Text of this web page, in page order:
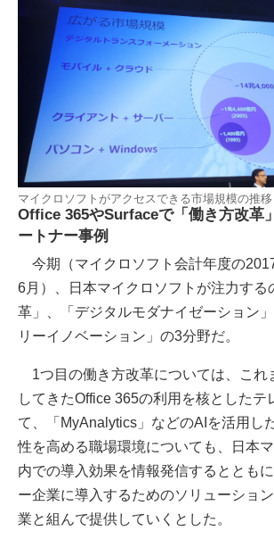
マイクロソフトがアクセスできる市場規模の推移
Office 365やSurfaceで「働き方改革
ートナー事例
今期（マイクロソフト会計年度の
6月）、日本マイクロソフトが注力する
革」、「デジタルモダナイゼーション
リーイノベーション」の3分野だ。
1つ目の働き方改革については、これ
してきたOffice 365の利用を核としたテ
て、「MyAnalytics」などのAIを活用し
性を高める職場環境についても、日本
内での導入効果を情報発信するととも
ー企業に導入するためのソリューショ
業と組んで提供していくとした。